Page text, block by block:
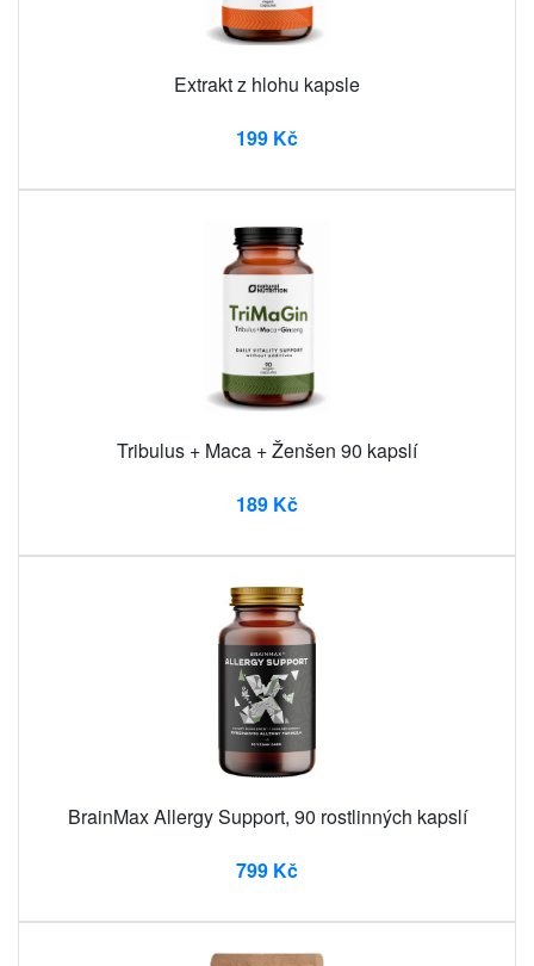
Extrakt z hlohu kapsle
199 Kč
Tribulus + Maca + Ženšen 90 kapslí
189 Kč
BrainMax Allergy Support, 90 rostlinných kapslí
799 Kč